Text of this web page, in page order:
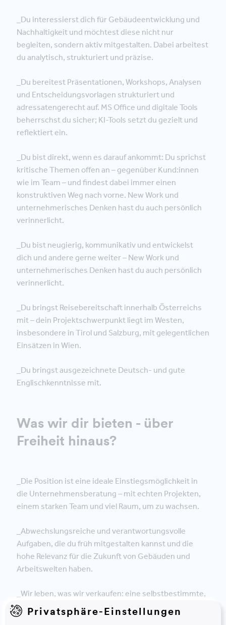
_Du interessierst dich für Gebäudeentwicklung und
Nachhaltigkeit und möchtest diese nicht nur
begleiten, sondern aktiv mitgestalten. Dabei arbeitest
du analytisch, strukturiert und präzise.
_Du bereitest Präsentationen, Workshops, Analysen
und Entscheidungsvorlagen strukturiert und
adressatengerecht auf. MS Office und digitale Tools
beherrschst du sicher; KI-Tools setzt du gezielt und
reflektiert ein.
_Du bist direkt, wenn es darauf ankommt: Du sprichst
kritische Themen offen an – gegenüber Kund:innen
wie im Team – und findest dabei immer einen
konstruktiven Weg nach vorne. New Work und
unternehmerisches Denken hast du auch persönlich
verinnerlicht.
_Du bist neugierig, kommunikativ und entwickelst
dich und andere gerne weiter – New Work und
unternehmerisches Denken hast du auch persönlich
verinnerlicht.
_Du bringst Reisebereitschaft innerhalb Österreichs
mit – dein Projektschwerpunkt liegt im Westen,
insbesondere in Tirol und Salzburg, mit gelegentlichen
Einsätzen in Wien.
_Du bringst ausgezeichnete Deutsch- und gute
Englischkenntnisse mit.
Was wir dir bieten - über
Freiheit hinaus?
_Die Position ist eine ideale Einstiegsmöglichkeit in
die Unternehmensberatung – mit echten Projekten,
einem starken Team und viel Raum, um zu wachsen.
_Abwechslungsreiche und verantwortungsvolle
Aufgaben, die du früh mitgestalten kannst und die
hohe Relevanz für die Zukunft von Gebäuden und
Arbeitswelten haben.
_Wir leben, was wir verkaufen: eine selbstbestimmte,
vertrauensbasierte und teamorientierte Arbeitskultur
– Homeoffice und Mobile Working inklusive.
Privatsphäre-Einstellungen